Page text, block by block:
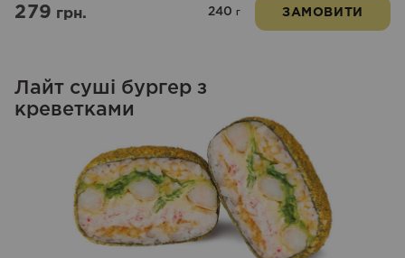
279грн. 240 г ЗАМОВИТИ
Лайт суші бургер з
креветками